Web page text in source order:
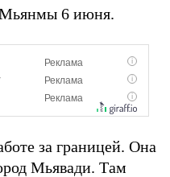
Мьянмы 6 июня.
за границей. Она
Мьявади. Там